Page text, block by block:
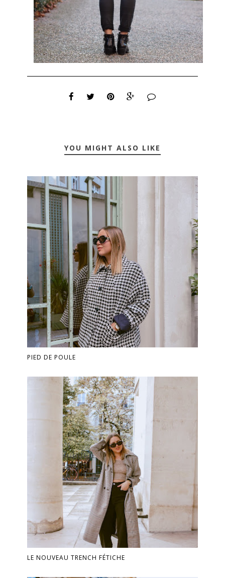
YOU MIGHT ALSO LIKE
PIED DE POULE
LE NOUVEAU TRENCH FÉTICHE